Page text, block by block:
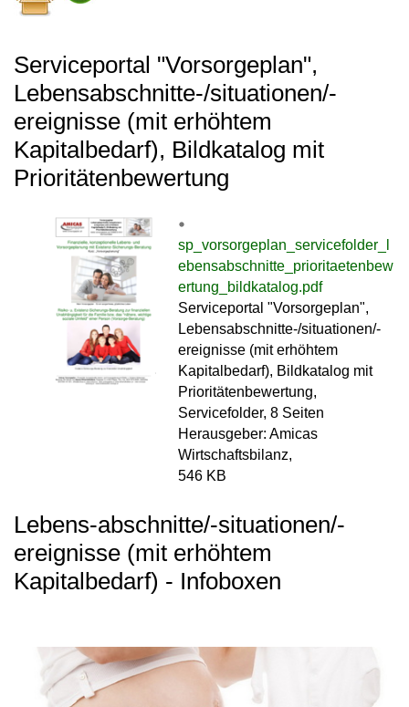
Serviceportal "Vorsorgeplan",
Lebensabschnitte-/situationen/-
ereignisse (mit erhöhtem
Kapitalbedarf), Bildkatalog mit
Prioritätenbewertung
sp_vorsorgeplan_servicefolder_l
ebensabschnitte_prioritaetenbew
ertung_bildkatalog.pdf
Serviceportal "Vorsorgeplan",
Lebensabschnitte-/situationen/-
ereignisse (mit erhöhtem
Kapitalbedarf), Bildkatalog mit
Prioritätenbewertung,
Servicefolder, 8 Seiten
Herausgeber: Amicas
Wirtschaftsbilanz,
546 KB
Lebens-abschnitte/-situationen/-
ereignisse (mit erhöhtem
Kapitalbedarf) - Infoboxen